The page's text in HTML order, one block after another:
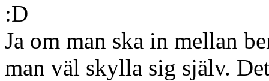
:D
Ja om man ska in mellan
man väl skylla sig själv.